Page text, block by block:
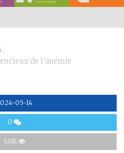
de l’anémie
05-14
0
5.0K